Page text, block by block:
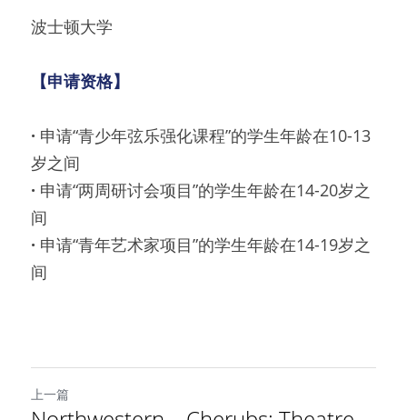
波士顿大学
【申请资格】
· 申请“青少年弦乐强化课程”的学生年龄在10-13
岁之间
· 申请“两周研讨会项目”的学生年龄在14-20岁之
间
· 申请“青年艺术家项目”的学生年龄在14-19岁之
间
上一篇